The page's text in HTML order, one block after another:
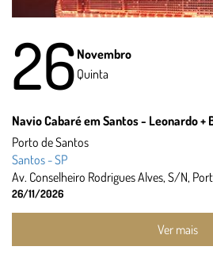
26 Novembro
Quinta
Navio Cabaré em Santos - Leonardo +
Porto de Santos
Santos - SP
Av. Conselheiro Rodrigues Alves, S/N,
26/11/2026
Ver mais